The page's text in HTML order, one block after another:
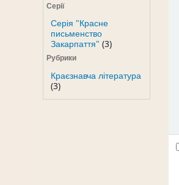
Серії
Серія "Красне
письменство
Закарпаття" (3)
Рубрики
Краєзнавча література
(3)